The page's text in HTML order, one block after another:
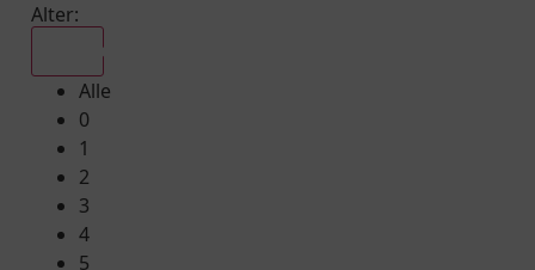
Alter:
Alle
0
1
2
3
4
5